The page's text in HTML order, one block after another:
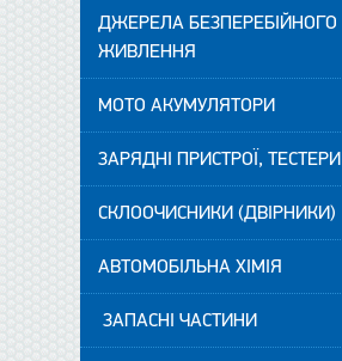
ДЖЕРЕЛА БЕЗПЕРЕБІЙНОГО
ЖИВЛЕННЯ
МОТО АКУМУЛЯТОРИ
ЗАРЯДНІ ПРИСТРОЇ, ТЕСТЕРИ
СКЛООЧИСНИКИ (ДВІРНИКИ)
АВТОМОБІЛЬНА ХІМІЯ
ЗАПАСНІ ЧАСТИНИ